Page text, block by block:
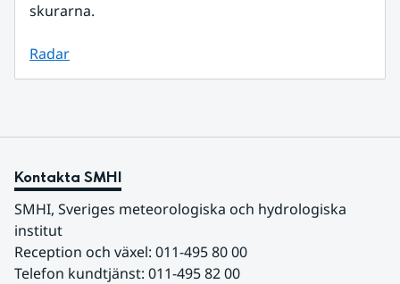
skurarna.
Radar
Kontakta SMHI
SMHI, Sveriges meteorologiska och hydrologiska
institut
Reception och växel: 011-495 80 00
Telefon kundtjänst: 011-495 82 00